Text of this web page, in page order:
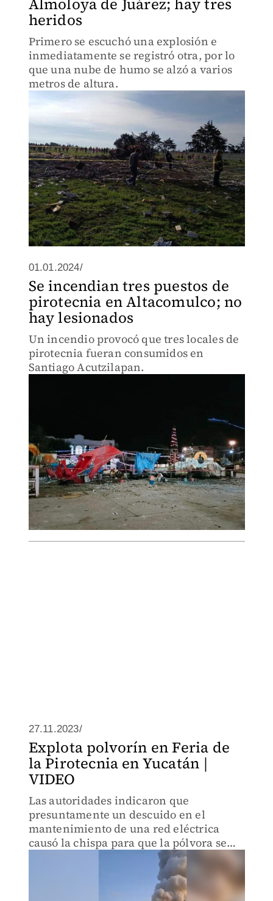
heridos
Primero se escuchó una explosión e
inmediatamente se registró otra, por lo
que una nube de humo se alzó a varios
metros de altura.
01.01.2024/
Se incendian tres puestos de
pirotecnia en Altacomulco; no
hay lesionados
Un incendio provocó que tres locales de
pirotecnia fueran consumidos en
Santiago Acutzilapan.
27.11.2023/
Explota polvorín en Feria de
la Pirotecnia en Yucatán |
VIDEO
Las autoridades indicaron que
presuntamente un descuido en el
mantenimiento de una red eléctrica
causó la chispa para que la pólvora se